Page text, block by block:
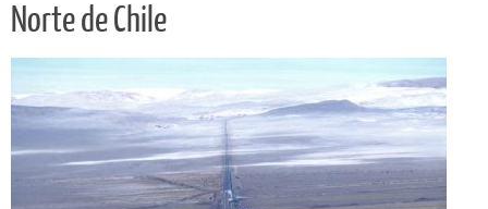
Norte de Chile